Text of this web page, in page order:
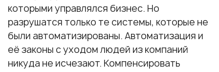
которыми управлялся бизнес. Но
разрушатся только те системы, которые не
были автоматизированы. Автоматизация и
её законы с уходом людей из компаний
никуда не исчезают. Компенсировать